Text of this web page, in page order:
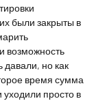
были закрыты в
возможность
давали, но как
время сумма
просто в